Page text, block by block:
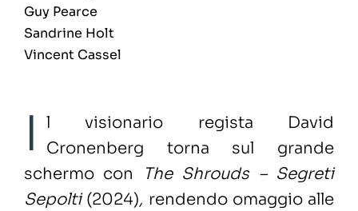
Guy Pearce
Sandrine Holt
Vincent Cassel
I
l visionario regista David
Cronenberg torna sul grande
schermo con
The Shrouds – Segreti
Sepolti (2024), rendendo omaggio alle